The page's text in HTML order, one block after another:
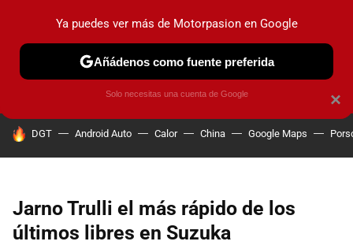
PRUEBAS COCHES ELÉCTRICOS OBSERVATORIO
HOY SE HABLA DE
DGT Android Auto Calor China Google Maps
Jarno Trulli el más rápido de los
últimos libres en Suzuka
×
Ya puedes ver más de Motorpasion en Google
Añádenos como fuente preferida
Solo necesitas una cuenta de Google